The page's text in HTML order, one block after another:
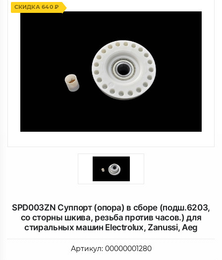
СКИДКА 640 ₽
SPD003ZN Суппорт (опора) в сборе (подш.6203,
со сторны шкива, резьба против часов.) для
стиральных машин Electrolux, Zanussi, Aeg
Артикул: 00000001280